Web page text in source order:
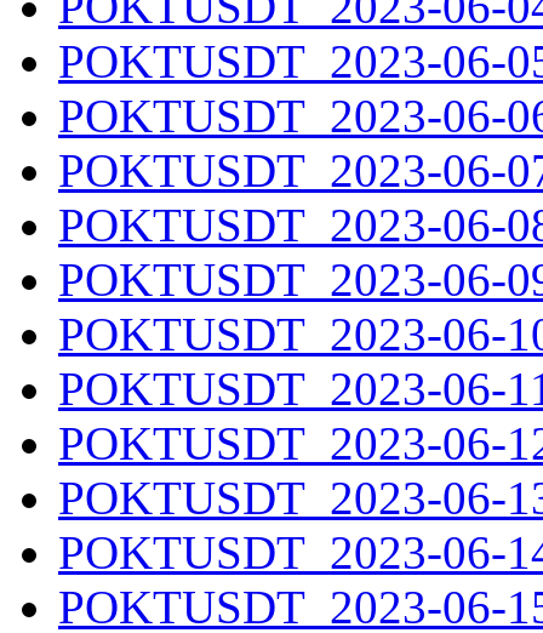
POKTUSDT_2023-06-
POKTUSDT_2023-06-
POKTUSDT_2023-06-
POKTUSDT_2023-06-
POKTUSDT_2023-06-
POKTUSDT_2023-06-
POKTUSDT_2023-06-
POKTUSDT_2023-06-
POKTUSDT_2023-06-
POKTUSDT_2023-06-
POKTUSDT_2023-06-